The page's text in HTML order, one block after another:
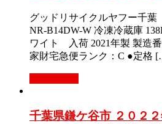
グッドリサイクルヤフー千葉
NR-B14DW-W 冷凍冷蔵庫
ワイト 入荷 2021年製 製造番
家財宅急便ランク：C ●定格
千葉県鎌ケ谷市 ２０２